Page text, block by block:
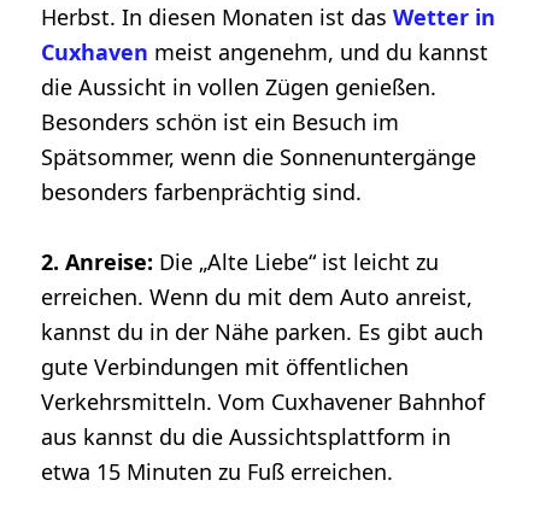
Herbst. In diesen Monaten ist dasWetter in
Cuxhaven meist angenehm, und du kannst
die Aussicht in vollen Zügen genießen.
Besonders schön ist ein Besuch im
Spätsommer, wenn die Sonnenuntergänge
besonders farbenprächtig sind.
2. Anreise: Die „Alte Liebe“ ist leicht zu
erreichen. Wenn du mit dem Auto anreist,
kannst du in der Nähe parken. Es gibt auch
gute Verbindungen mit öffentlichen
Verkehrsmitteln. Vom Cuxhavener Bahnhof
aus kannst du die Aussichtsplattform in
etwa 15 Minuten zu Fuß erreichen.